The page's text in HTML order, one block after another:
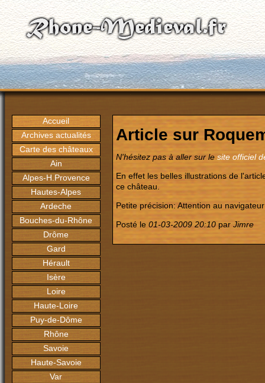
Accueil
Archives actualités
Carte des châteaux
Ain
Alpes-H.Provence
Hautes-Alpes
Ardeche
Bouches-du-Rhône
Drôme
Gard
Hérault
Isère
Loire
Haute-Loire
Puy-de-Dôme
Rhône
Savoie
Haute-Savoie
Var
Article sur
N'hésitez pas à aller sur le site officiel
En effet les belles illustrations de
ce château.
Petite précision: Attention au
Posté le 01-03-2009 20:10 par Jimre